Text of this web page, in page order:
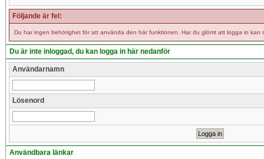
Följande är fel:
Du har ingen behörighet för att använda den här funktionen. Har du glömt att logga in kan
Du är inte inloggad, du kan logga in här nedanför
Användarnamn
Lösenord
Användbara länkar